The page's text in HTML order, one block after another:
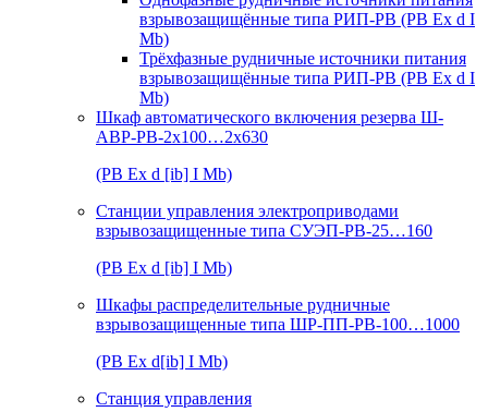
взрывозащищённые типа РИП-РВ (РВ Ex d I
Mb)
Трёхфазные рудничные источники питания
взрывозащищённые типа РИП-РВ (РВ Ex d I
Mb)
Шкаф автоматического включения резерва Ш-
АВР-РВ-2х100…2х630
(РВ Ex d [ib] I Mb)
Станции управления электроприводами
взрывозащищенные типа СУЭП-РВ-25…160
(РВ Ex d [ib] I Mb)
Шкафы распределительные рудничные
взрывозащищенные типа ШР-ПП-РВ-100…1000
(РВ Ex d[ib] I Mb)
Станция управления